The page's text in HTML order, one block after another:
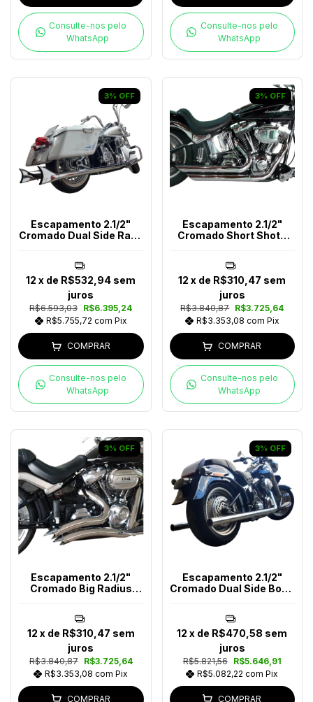
Consulte-nos pelo
WhatsApp
Consulte-nos pelo
WhatsApp
3% OFF
Escapamento 2.1/2"
Cromado Dual Side Rabo
R$6.593,03 R$6.395,24
R$5.755,72 com Pix
12 x de R$532,94 sem
juros
COMPRAR
Consulte-nos pelo
WhatsApp
3% OFF
Escapamento 2.1/2"
Cromado Short Shots
R$3.840,87 R$3.725,64
R$3.353,08 com Pix
12 x de R$310,47 sem
juros
COMPRAR
Consulte-nos pelo
WhatsApp
3% OFF
Escapamento 2.1/2"
Cromado Big Radius
R$3.840,87
R$3.725,64
R$3.353,08com Pix
12 x de R$310,47 sem
juros
COMPRAR
3% OFF
Escapamento 2.1/2"
Cromado Dual Side Boca
R$5.821,56
R$5.646,91
R$5.082,22com Pix
12 x de R$470,58 sem
juros
COMPRAR